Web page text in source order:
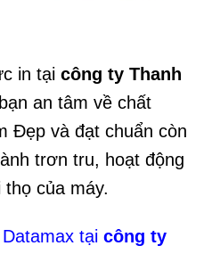
in tại công ty Thanh
an tâm về chất
Đẹp và đạt chuẩn còn
trơn tru, hoạt động
của máy.
Datamax tại công ty